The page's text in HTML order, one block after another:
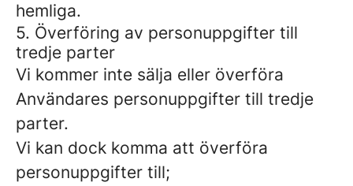
hemliga.
5. Överföring av personuppgifter till
tredje parter
Vi kommer inte sälja eller överföra
Användares personuppgifter till tredje
parter.
Vi kan dock komma att överföra
personuppgifter till;